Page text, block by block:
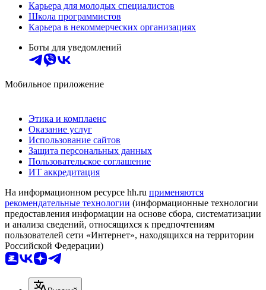
Карьера для молодых специалистов
Школа программистов
Карьера в некоммерческих организациях
Боты для уведомлений
Мобильное приложение
Этика и комплаенс
Оказание услуг
Использование сайтов
Защита персональных данных
Пользовательское соглашение
ИТ аккредитация
На информационном ресурсе hh.ru применяются
рекомендательные технологии (информационные технологии
предоставления информации на основе сбора, систематизации
и анализа сведений, относящихся к предпочтениям
пользователей сети «Интернет», находящихся на территории
Российской Федерации)